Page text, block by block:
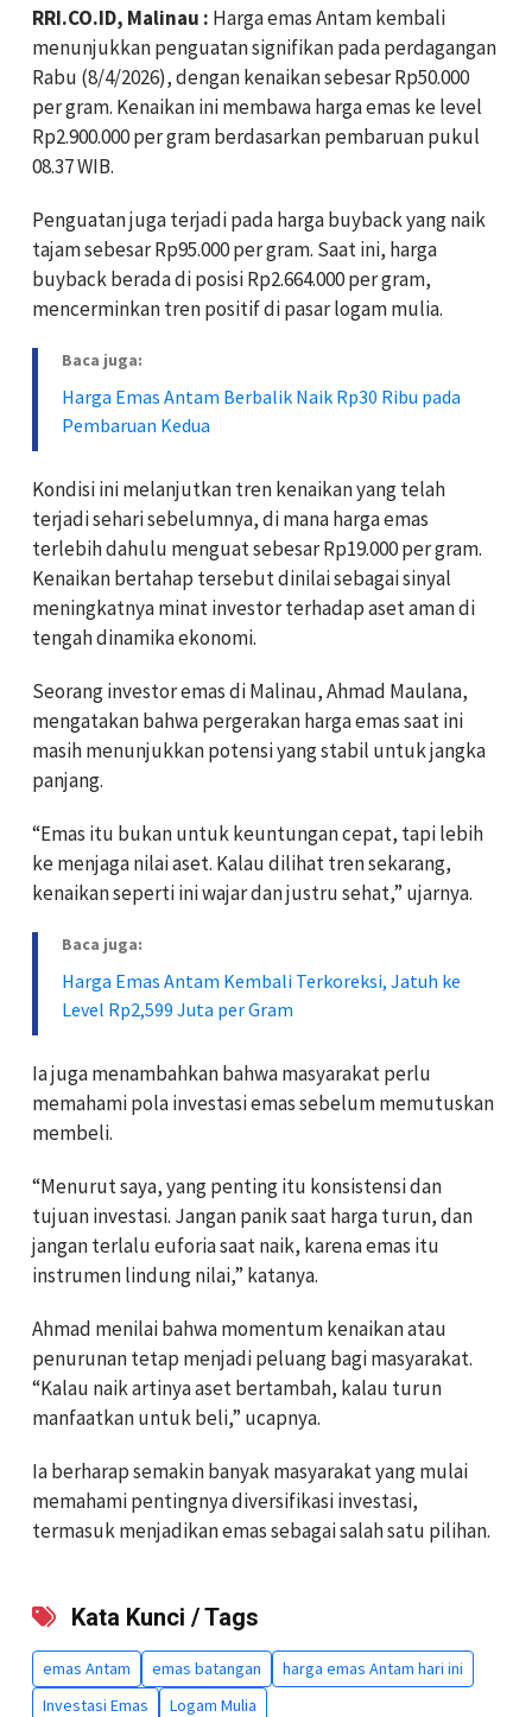
RRI.CO.ID, Malinau : Harga emas Antam kembali
menunjukkan penguatan signifikan pada perdagangan
Rabu (8/4/2026), dengan kenaikan sebesar Rp50.000
per gram. Kenaikan ini membawa harga emas ke level
Rp2.900.000 per gram berdasarkan pembaruan pukul
08.37 WIB.
Penguatan juga terjadi pada harga buyback yang naik
tajam sebesar Rp95.000 per gram. Saat ini, harga
buyback berada di posisi Rp2.664.000 per gram,
mencerminkan tren positif di pasar logam mulia.
Baca juga:
Harga Emas Antam Berbalik Naik Rp30 Ribu pada
Pembaruan Kedua
Kondisi ini melanjutkan tren kenaikan yang telah
terjadi sehari sebelumnya, di mana harga emas
terlebih dahulu menguat sebesar Rp19.000 per gram.
Kenaikan bertahap tersebut dinilai sebagai sinyal
meningkatnya minat investor terhadap aset aman di
tengah dinamika ekonomi.
Seorang investor emas di Malinau, Ahmad Maulana,
mengatakan bahwa pergerakan harga emas saat ini
masih menunjukkan potensi yang stabil untuk jangka
panjang.
“Emas itu bukan untuk keuntungan cepat, tapi lebih
ke menjaga nilai aset. Kalau dilihat tren sekarang,
kenaikan seperti ini wajar dan justru sehat,” ujarnya.
Baca juga:
Harga Emas Antam Kembali Terkoreksi, Jatuh ke
Level Rp2,599 Juta per Gram
Ia juga menambahkan bahwa masyarakat perlu
memahami pola investasi emas sebelum memutuskan
membeli.
“Menurut saya, yang penting itu konsistensi dan
tujuan investasi. Jangan panik saat harga turun, dan
jangan terlalu euforia saat naik, karena emas itu
instrumen lindung nilai,” katanya.
Ahmad menilai bahwa momentum kenaikan atau
penurunan tetap menjadi peluang bagi masyarakat.
“Kalau naik artinya aset bertambah, kalau turun
manfaatkan untuk beli,” ucapnya.
Ia berharap semakin banyak masyarakat yang mulai
memahami pentingnya diversifikasi investasi,
termasuk menjadikan emas sebagai salah satu pilihan.
Kata Kunci / Tags
emas Antam emas batangan
harga emas Antam hari ini
Investasi Emas
Logam Mulia